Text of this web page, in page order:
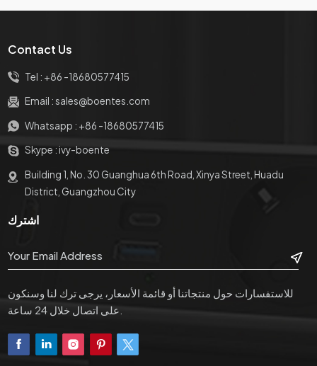
Contact Us
Tel : +86 -18680577415
Email :sales@boentes.com
Whatsapp : +86 -18680577415
Skype :ivy-boente
Building 1, No. 30 Guanghua 6th Road, Xinya Street, Huadu
District, Guangzhou City
اشترك
للاستفسارات حول منتجاتنا أو قائمة الأسعار، يرجى ترك لنا وسنكون